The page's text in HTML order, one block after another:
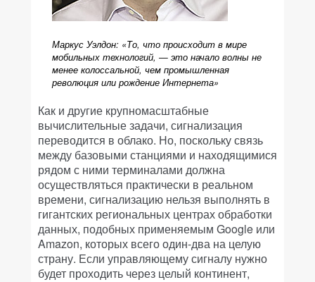
Маркус Уэлдон: «То, что происходит в мире
мобильных технологий, — это начало волны не
менее колоссальной, чем промышленная
революция или рождение Интернета»
Как и другие крупномасштабные
вычислительные задачи, сигнализация
переводится в облако. Но, поскольку связь
между базовыми станциями и находящимися
рядом с ними терминалами должна
осуществляться практически в реальном
времени, сигнализацию нельзя выполнять в
гигантских региональных центрах обработки
данных, подобных применяемым Google или
Amazon, которых всего один-два на целую
страну. Если управляющему сигналу нужно
будет проходить через целый континент,